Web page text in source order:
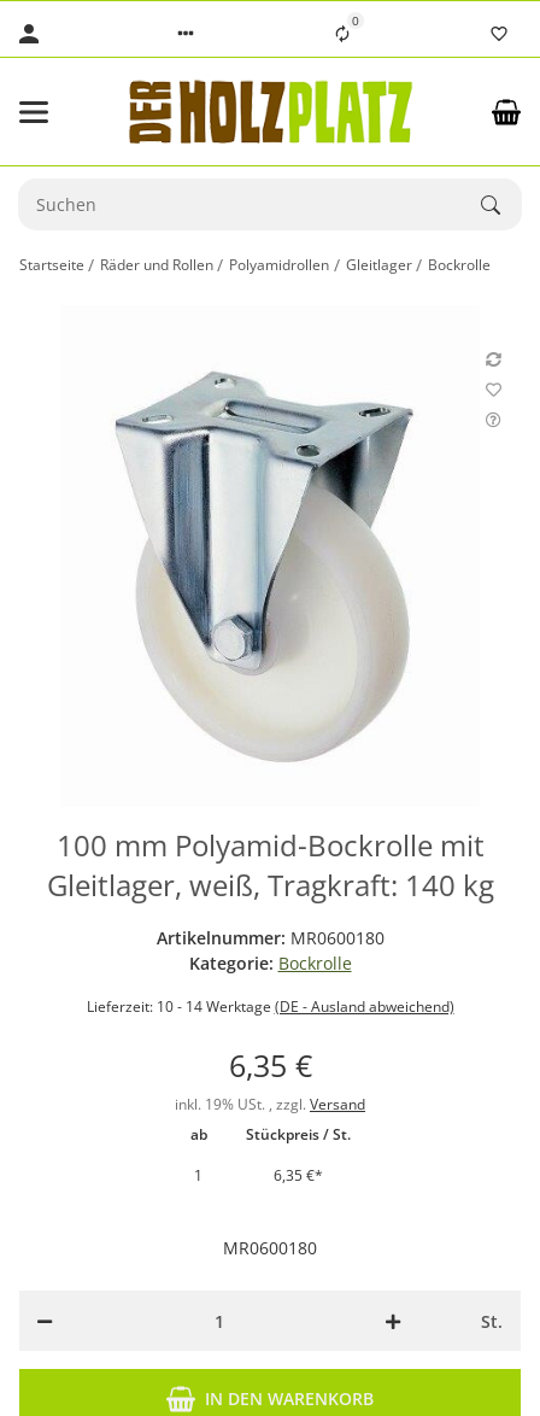
0
Startseite Räder und Rollen Polyamidrollen Gleitlager Bockrolle
100 mm Polyamid-Bockrolle mit
Gleitlager, weiß, Tragkraft: 140 kg
Artikelnummer: MR0600180
Kategorie: Bockrolle
Lieferzeit: 10 - 14 Werktage (DE - Ausland abweichend)
6,35 €
inkl. 19% USt. , zzgl. Versand
ab
Stückpreis / St.
1
6,35 €*
MR0600180
St.
IN DEN WARENKORB